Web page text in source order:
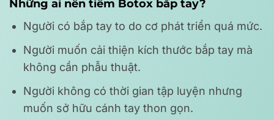
Những ai nên tiêm Botox bắp tay?
Người có bắp tay to do cơ phát triển quá mức.
Người muốn cải thiện kích thước bắp tay mà
không cần phẫu thuật.
Người không có thời gian tập luyện nhưng
muốn sở hữu cánh tay thon gọn.